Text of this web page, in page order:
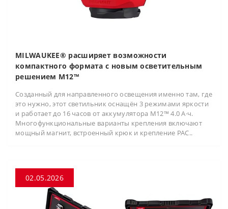
MILWAUKEE® расширяет возможности
компактного формата с новым осветительным
решением M12™
Созданный для направленного освещения именно там, где
это нужно, этот светильник оснащён 3 режимами яркости
и работает до 16 часов от аккумулятора M12™ 4.0 А·ч.
Многофункциональные варианты крепления включают
мощный магнит, встроенный крюк и крепление PAC..
02.05.2026